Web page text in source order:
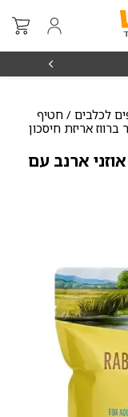
לכלבים / חטיף
חטיף כלבים דוג פסט Dog Fest אוזני ארנב עם